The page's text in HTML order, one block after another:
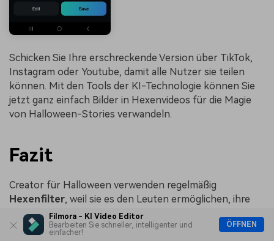
Filmora - KI Video Editor
Bearbeiten Sie schneller, intelligenter und
einfacher!
ÖFFNEN
Schicken Sie Ihre erschreckende Version über TikTok,
Instagram oder Youtube, damit alle Nutzer sie teilen
können. Mit den Tools der KI-Technologie können Sie
jetzt ganz einfach Bilder in Hexenvideos für die Magie
von Halloween-Stories verwandeln.
Fazit
Creator für Halloween verwenden regelmäßig
Hexenfilter, weil sie es den Leuten ermöglichen, ihre
Bilder und Videos schnell in gruselige, verzauberte
Erlebnisse zu verwandeln. KI-Tools helfen Anwendern